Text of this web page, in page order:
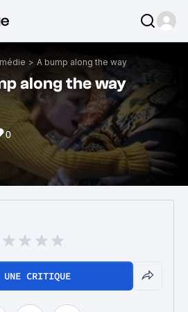
> A bump along the way
along the way
0
UNE CRITIQUE